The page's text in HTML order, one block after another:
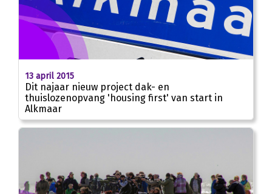
13 april 2015
Dit najaar nieuw project dak- en
thuislozenopvang 'housing first' van start in
Alkmaar